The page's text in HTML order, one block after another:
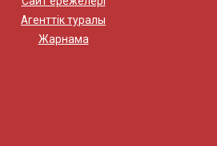
Агенттік туралы
Жарнама